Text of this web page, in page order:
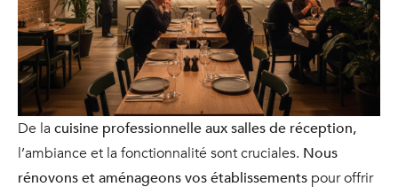
De la cuisine professionnelle aux salles de réception,
l’ambiance et la fonctionnalité sont cruciales. Nous
rénovons et aménageons vos établissements pour offrir